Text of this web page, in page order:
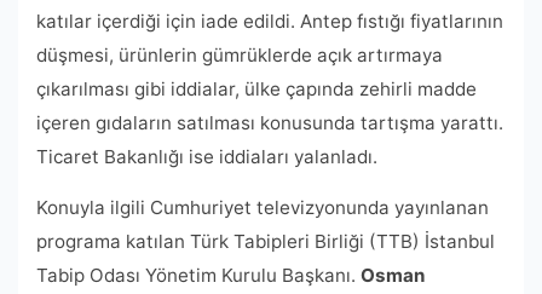
katılar içerdiği için iade edildi. Antep fıstığı fiyatlarının
düşmesi, ürünlerin gümrüklerde açık artırmaya
çıkarılması gibi iddialar, ülke çapında zehirli madde
içeren gıdaların satılması konusunda tartışma yarattı.
Ticaret Bakanlığı ise iddiaları yalanladı.
Konuyla ilgili Cumhuriyet televizyonunda yayınlanan
programa katılan Türk Tabipleri Birliği (TTB) İstanbul
Tabip Odası Yönetim Kurulu Başkanı. Osman